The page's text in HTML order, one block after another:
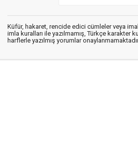
Küfür, hakaret, rencide edici cümleler veya
imla kuralları ile yazılmamış, Türkçe karakter
harflerle yazılmış yorumlar